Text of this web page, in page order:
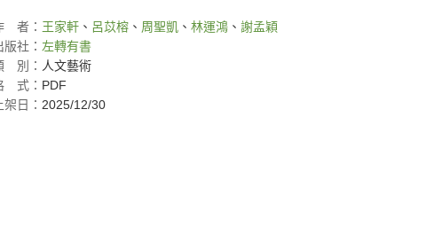
者： 王家軒 、 呂苡榕 、 周聖凱 、 林運鴻 、 謝孟穎
版社： 左轉有書
別： 人文藝術
式： PDF
架日： 2025/12/30